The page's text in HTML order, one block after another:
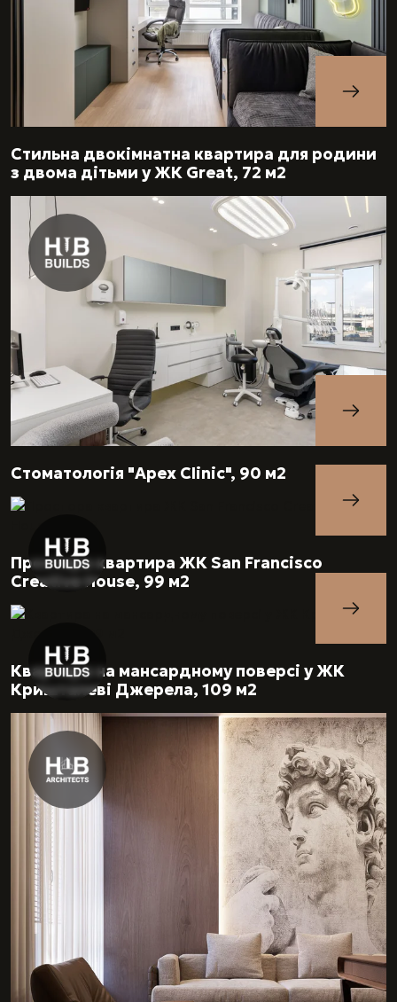
Стильна двокімнатна квартира для родини
з двома дітьми у ЖК Great, 72 м2
Стоматологія "Apex Clinic", 90 м2
Простора квартира ЖК San Francisco
Creative House, 99 м2
Квартира на мансардному поверсі у ЖК
Кришталеві Джерела, 109 м2